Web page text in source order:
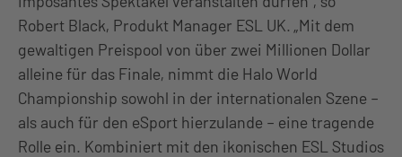
Robert Black, Produkt Manager ESL UK. „Mit dem
gewaltigen Preispool von über zwei Millionen Dollar
alleine für das Finale, nimmt die Halo World
Championship sowohl in der internationalen Szene –
als auch für den eSport hierzulande – eine tragende
Rolle ein. Kombiniert mit den ikonischen ESL Studios